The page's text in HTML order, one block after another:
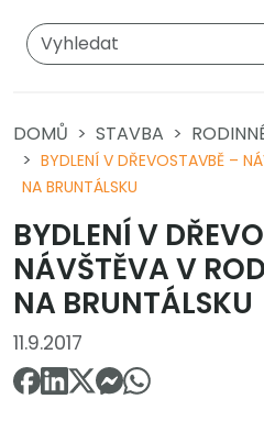
DOMŮ STAVBA
BYDLENÍ V DŘEVOSTAVBĚ –
NA BRUNTÁLSKU
BYDLENÍ V
NÁVŠTĚVA V
NA BRUNTÁLSKU
11.9.2017